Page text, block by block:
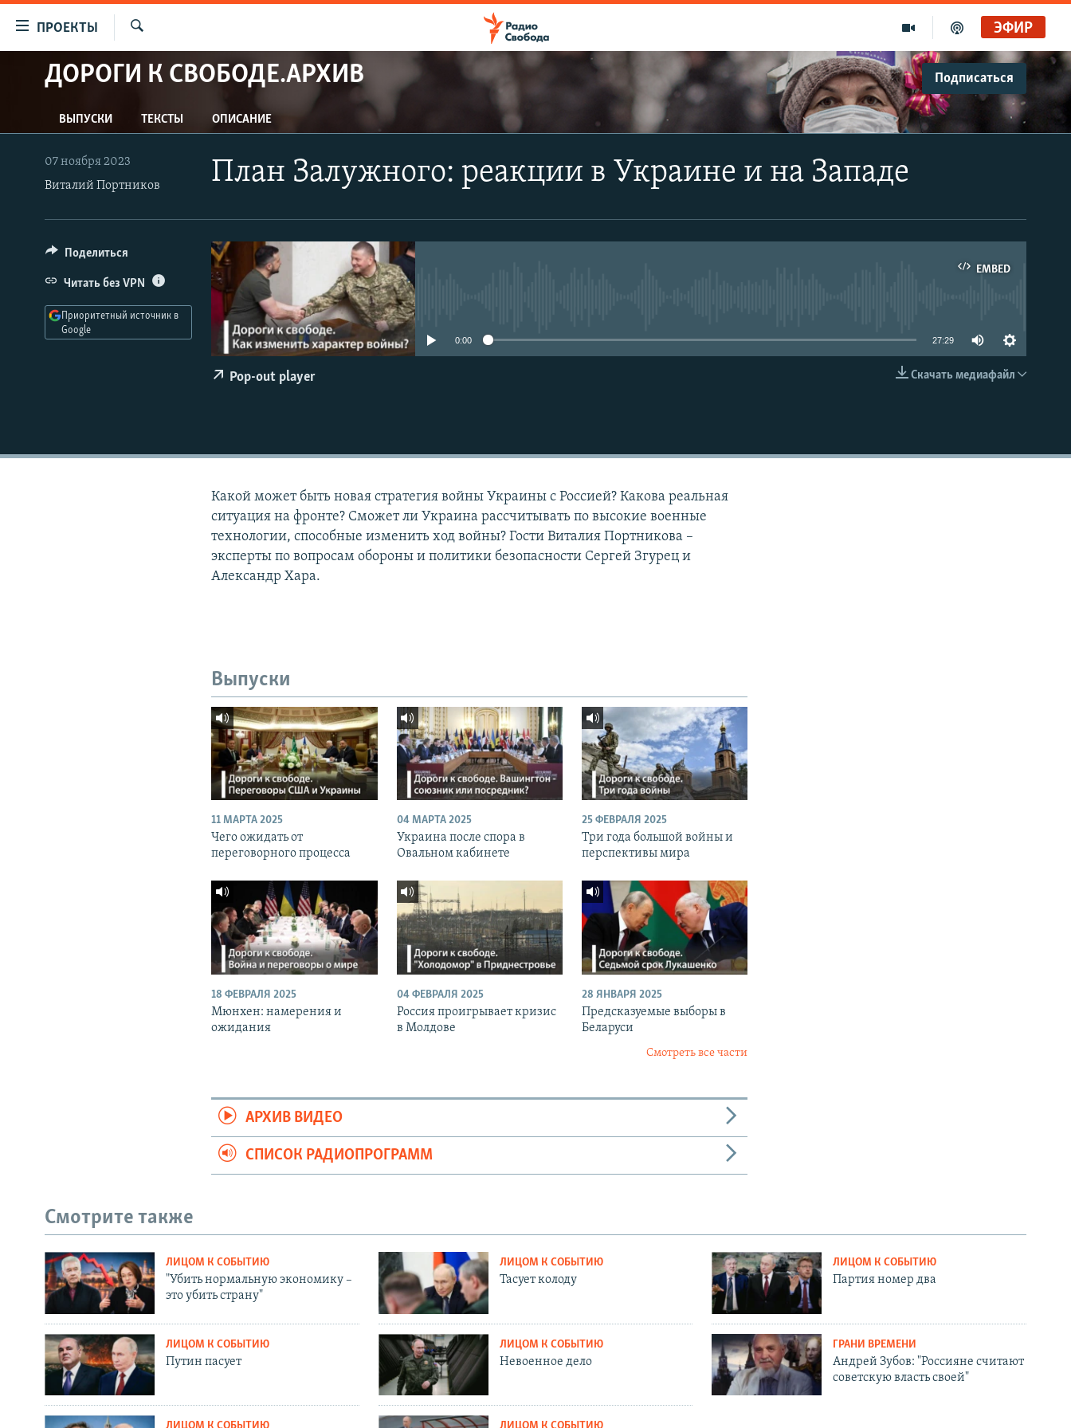
упрощенного
доступа
Вернуться
к
основному
содержанию
навигации
Вернутся
ПРОЕКТЫ
ПРОГРАММЫ
АВТОРСКИЕ ПРОЕКТЫ
ЦИТАТЫ СВОБОДЫ
МНЕНИЯ
КУЛЬТУРА
IDEL.РЕАЛИИ
КАВКАЗ.РЕАЛИИ
СЕВЕР.РЕАЛИИ
СИБИРЬ.РЕАЛИИ
ЭФИР
ДОРОГИ К СВОБОДЕ.АРХИВ Подписаться
CastBox
ВЫПУСКИ ТЕКСТЫ ОПИСАНИЕ
План Залужного: реакции в Украине и на Западе
07 ноября 2023
Виталий Портников
EMBED
EMBED
0:00 27:29
Скачать медиафайл
Pop-out player
Поделиться
Читать без VPN
Приоритетный источник в
Google
Какой может быть новая стратегия войны Украины с Россией? Какова реальная
ситуация на фронте? Сможет ли Украина рассчитывать по высокие военные
технологии, способные изменить ход войны? Гости Виталия Портникова –
эксперты по вопросам обороны и политики безопасности Сергей Згурец и
Александр Хара.
Выпуски
11 МАРТА 2025
Чего ожидать от
переговорного процесса
04 МАРТА 2025
Украина после спора в
Овальном кабинете
25 ФЕВРАЛЯ 2025
Три года большой войны и
перспективы мира
18 ФЕВРАЛЯ 2025
Мюнхен: намерения и
ожидания
04 ФЕВРАЛЯ 2025
Россия проигрывает кризис
в Молдове
28 ЯНВАРЯ 2025
Предсказуемые выборы в
Беларуси
Смотреть все части
АРХИВ ВИДЕО
СПИСОК РАДИОПРОГРАММ
Смотрите также
ЛИЦОМ К СОБЫТИЮ
"Убить нормальную экономику –
это убить страну"
ЛИЦОМ К СОБЫТИЮ
Тасует колоду
ЛИЦОМ К СОБЫТИЮ
Партия номер два
ЛИЦОМ К СОБЫТИЮ
Путин пасует
ЛИЦОМ К СОБЫТИЮ
Невоенное дело
ГРАНИ ВРЕМЕНИ
Андрей Зубов: "Россияне считают
советскую власть своей"